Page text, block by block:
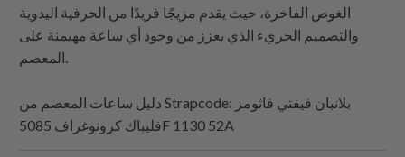
الغوص الفاخرة، حيث يقدم مزيجًا فريدًا من الحرفية اليدوية
والتصميم الجريء الذي يعزز من وجود أي ساعة مهيمنة على
المعصم.
دليل ساعات المعصم منStrapcode: بلانبان فيفتي فاثومز
فليباك كرونوغراف 5085F 1130 52A